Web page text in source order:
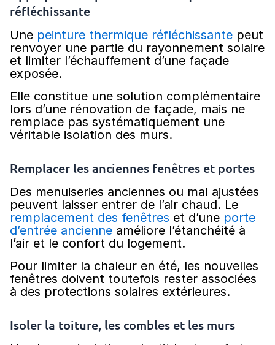
réfléchissante
Une peinture thermique réfléchissante peut
renvoyer une partie du rayonnement solaire
et limiter l’échauffement d’une façade
exposée.
Elle constitue une solution complémentaire
lors d’une rénovation de façade, mais ne
remplace pas systématiquement une
véritable isolation des murs.
Remplacer les anciennes fenêtres et portes
Des menuiseries anciennes ou mal ajustées
peuvent laisser entrer de l’air chaud. Le
remplacement des fenêtres et d’une porte
d’entrée ancienne améliore l’étanchéité à
l’air et le confort du logement.
Pour limiter la chaleur en été, les nouvelles
fenêtres doivent toutefois rester associées
à des protections solaires extérieures.
Isoler la toiture, les combles et les murs